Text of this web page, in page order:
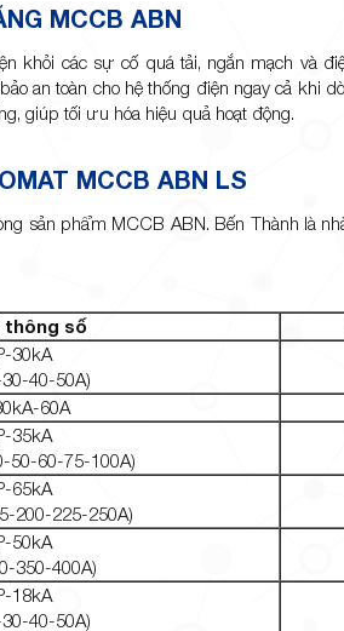
MCCB ABN
khỏi các sự cố quá tải, ngắn mạch và
an toàn cho hệ thống điện ngay cả khi
giúp tối ưu hóa hiệu quả hoạt động.
MCCB ABN LS
sản phẩm MCCB ABN. Bến Thành là
thông số
30kA
40-50A)
60A
35kA
50-60-75-100A)
65kA
200-225-250A)
50kA
350-400A)
18kA
40-50A)